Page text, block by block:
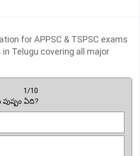
for APPSC & TSPSC exams
Telugu covering all major
1/10
ఏది?